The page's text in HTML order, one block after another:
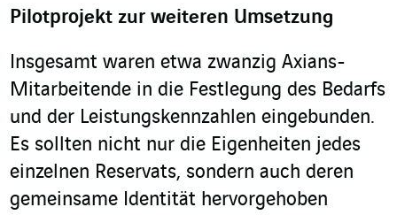
Pilotprojekt zur weiteren Umsetzung
Insgesamt waren etwa zwanzig Axians-
Mitarbeitende in die Festlegung des Bedarfs
und der Leistungskennzahlen eingebunden.
Es sollten nicht nur die Eigenheiten jedes
einzelnen Reservats, sondern auch deren
gemeinsame Identität hervorgehoben